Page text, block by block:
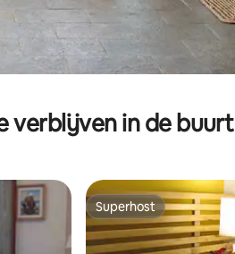
verblijven in de buurt
Superhost
Superhost